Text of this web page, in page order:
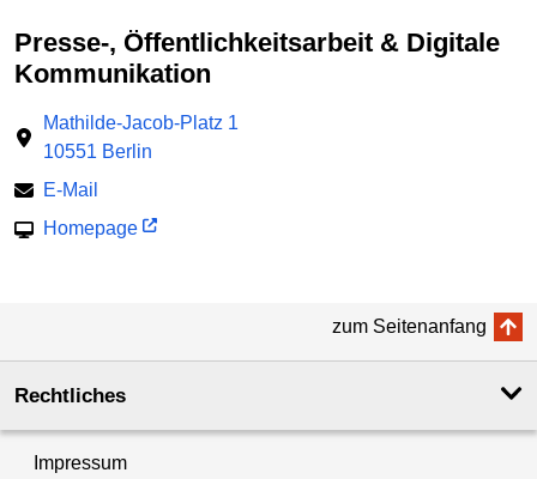
Presse-, Öffentlichkeitsarbeit & Digitale
Kommunikation
Mathilde-Jacob-Platz 1
10551 Berlin
E-Mail
Homepage
zum Seitenanfang
Rechtliches
Impressum